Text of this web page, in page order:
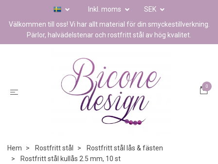
Inkl. moms
SEK
Välkommen till oss! Vi har allt material för din smyckestillverkning.
Pärlor, halvädelstenar och rostfritt stål av hög kvalitet.
0
Hem Rostfritt stål
Rostfritt stål lås & fästen
Rostfritt stål kullås 2.5 mm, 10 st